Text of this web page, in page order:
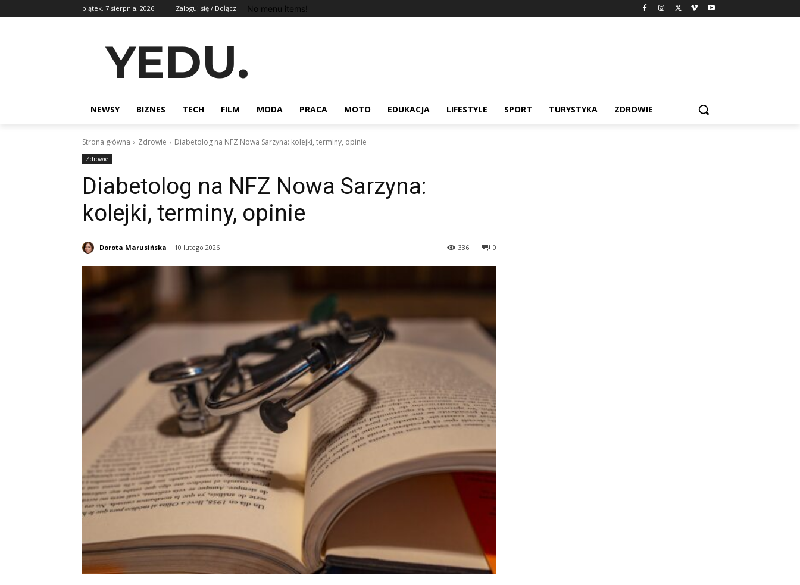
piątek, 7 sierpnia, 2026 Zaloguj się / Dołącz No menu items!
YEDU.
NEWSY BIZNES TECH FILM MODA PRACA MOTO EDUKACJA LIFESTYLE SPORT TURYSTYKA ZDROWIE
Strona główna Zdrowie Diabetolog na NFZ Nowa Sarzyna: kolejki, terminy, opinie
Zdrowie
Diabetolog na NFZ Nowa Sarzyna:
kolejki, terminy, opinie
Dorota Marusińska 10 lutego 2026 0
336